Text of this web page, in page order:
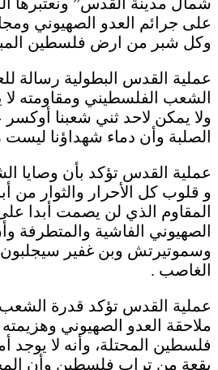
على جرائم العدو الصهيوني
وكل شبر من ارض فلسطين
عملية القدس البطولية رسالة
الشعب الفلسطيني ومقاومته لا
ولا يمكن لاحد ثني شعبنا أوكسر
الصلبة وأن دماء شهداؤنا
عملية القدس تؤكد بأن وصايا
و قلوب كل الأحرار والثوار من
المقاوم الذي لن يصمت أبدا
الصهيوني الفاشية والمتطرفة
وسموتيرتش وبن غفير سيجلبون
الغاصب .
عملية القدس تؤكد قدرة
ملاحقة العدو الصهيوني
فلسطين المحتلة، وأنه لا يوجد
بقعة من تراب فلسطين وأن